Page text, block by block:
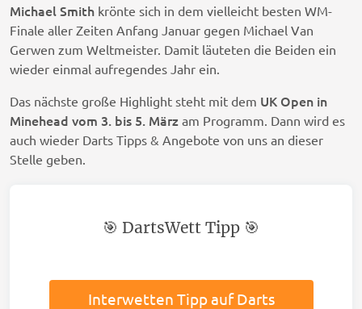
Michael Smith krönte sich in dem vielleicht besten WM-
Finale aller Zeiten Anfang Januar gegen Michael Van
Gerwen zum Weltmeister. Damit läuteten die Beiden ein
wieder einmal aufregendes Jahr ein.
Das nächste große Highlight steht mit dem UK Open in
Minehead vom 3. bis 5. März am Programm. Dann wird es
auch wieder Darts Tipps & Angebote von uns an dieser
Stelle geben.
🎯 DartsWett Tipp 🎯
Interwetten Tipp auf Darts